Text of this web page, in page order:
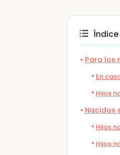
Para los
En
Hijos
Nacidos
Hijos
Hijos